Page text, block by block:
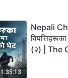
1:35:13
Nepali
(२) | The